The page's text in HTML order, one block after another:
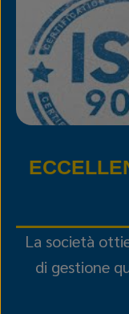
La società
di gestione